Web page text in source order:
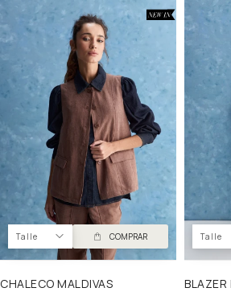
Talle COMPRAR
CHALECO MALDIVAS
Talle
BLAZER